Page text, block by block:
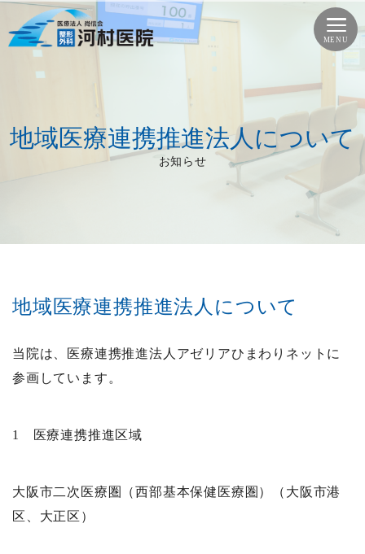
地域医療連携推進法人について
お知らせ
地域医療連携推進法人について
当院は、医療連携推進法人アゼリアひまわりネットに
参画しています。
1 医療連携推進区域
大阪市二次医療圏（西部基本保健医療圏）（大阪市港
区、大正区）